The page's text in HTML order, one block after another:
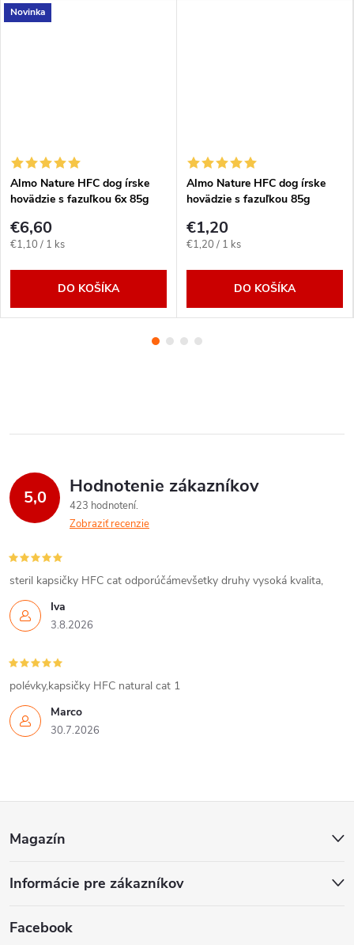
Novinka
Almo Nature HFC dog írske
hovädzie s fazuľkou 6x 85g
€6,60
Jednotková
€1,10 / 1 ks
DO KOŠÍKA
Almo Nature HFC dog írske
hovädzie s fazuľkou 85g
€1,20
Jednotková
€1,20 / 1 ks
DO KOŠÍKA
5,0 Hodnotenie zákazníkov
423 hodnotení
Zobraziť recenzie
Iva
3.8.2026
steril kapsičky HFC cat odporúčámevšetky druhy vysoká kvalita,
Marco
30.7.2026
polévky,kapsičky HFC natural cat 1
p
Magazín
Informácie pre zákazníkov
Facebook